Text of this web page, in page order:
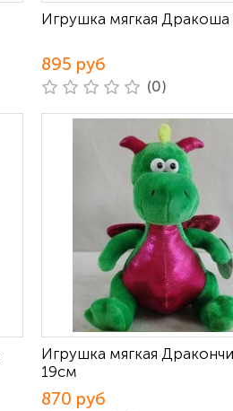
Игрушка мягкая
895 руб
(0)
Игрушка мягкая
19см
870 руб